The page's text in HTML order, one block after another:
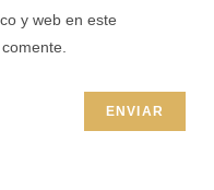
y web en este